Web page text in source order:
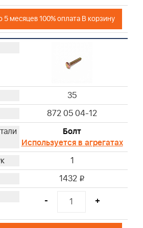
5 месяцев 100% оплата В корзину
35
872 05 04-12
Болт
Используется в агрегатах
1
1432 i
- +